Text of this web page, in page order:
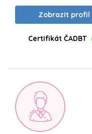
Zobrazit profil
Certifikát ČADBT